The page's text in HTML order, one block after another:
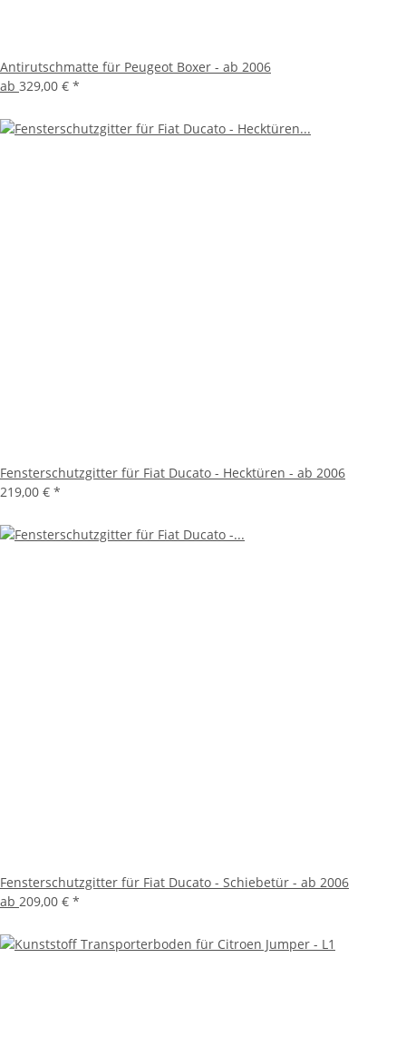
Antirutschmatte für Peugeot Boxer - ab 2006
ab 329,00 € *
Fensterschutzgitter für Fiat Ducato - Hecktüren - ab 2006
219,00 € *
Fensterschutzgitter für Fiat Ducato - Schiebetür - ab 2006
ab 209,00 € *